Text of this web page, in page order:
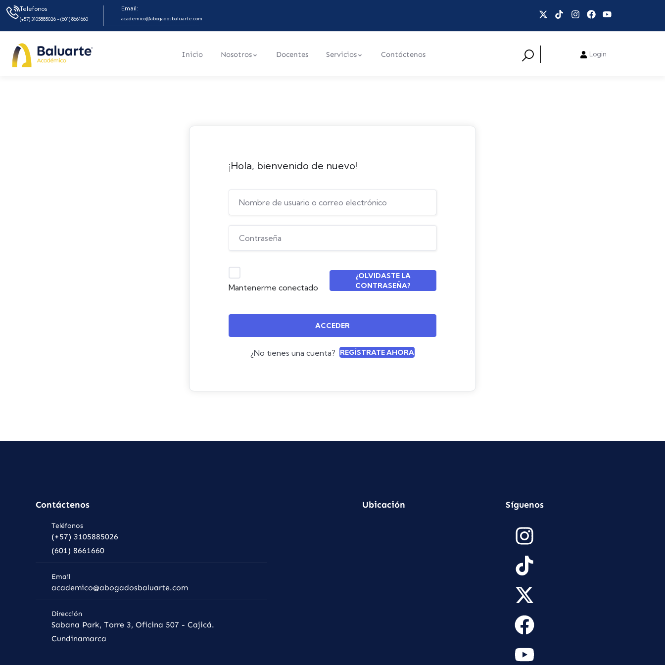
Telefonos
(+57) 3105885026 - (601) 8661660
Email:
academico@abogadosbaluarte.com
Inicio Nosotros Docentes Servicios Contáctenos Login
¡Hola, bienvenido de nuevo!
Mantenerme conectado
¿OLVIDASTE LA
CONTRASEÑA?
ACCEDER
¿No tienes una cuenta? REGÍSTRATE AHORA
Contáctenos
Teléfonos
(+57) 3105885026
(601) 8661660
Email
academico@abogadosbaluarte.com
Dirección
Sabana Park, Torre 3, Oficina 507 - Cajicá.
Cundinamarca
Ubicación Síguenos